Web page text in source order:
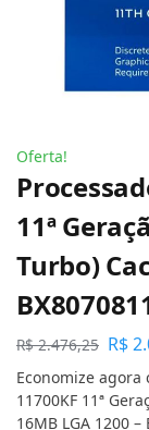
Oferta!
11ª
Turbo)
R$2.476,25 R$
Economize
11700KF 11ª
16MB LGA 1200